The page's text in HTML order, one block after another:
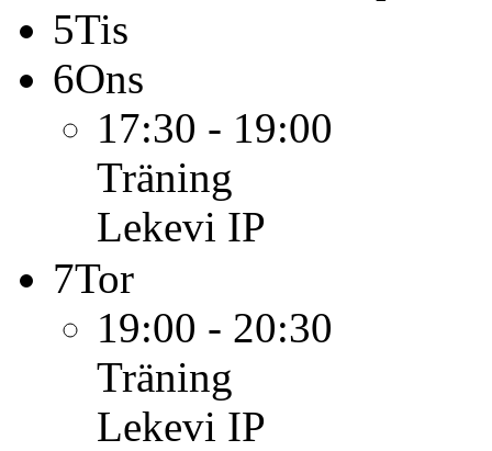
5Tis
6Ons
17:30 - 19:00
Träning
Lekevi IP
7Tor
19:00 - 20:30
Träning
Lekevi IP